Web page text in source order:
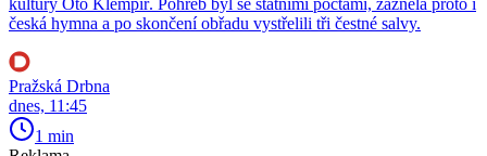
kultury Oto Klempíř. Pohřeb byl se státními poctami, zazněla proto i
česká hymna a po skončení obřadu vystřelili tři čestné salvy.
Pražská Drbna
dnes, 11:45
1 min